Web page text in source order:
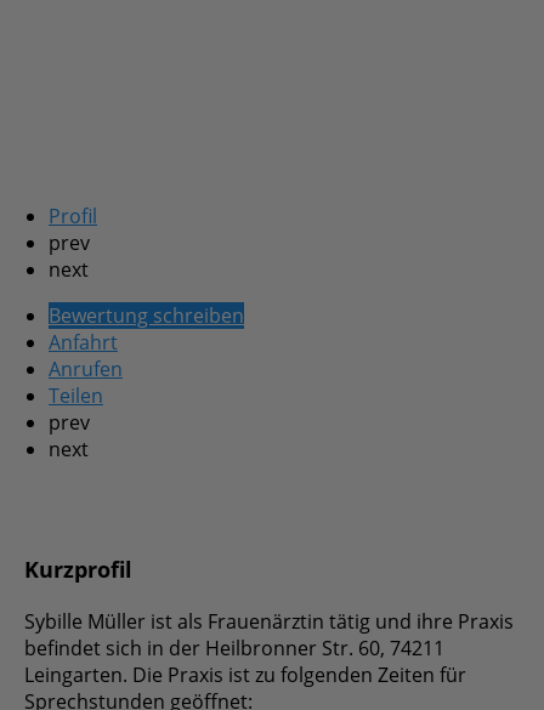
Profil
prev
next
Bewertung schreiben
Anfahrt
Anrufen
Teilen
prev
next
Kurzprofil
Sybille Müller ist als Frauenärztin tätig und ihre
Praxis befindet sich in der Heilbronner Str. 60,
74211 Leingarten. Die Praxis ist zu folgenden Zeiten
für Sprechstunden geöffnet: